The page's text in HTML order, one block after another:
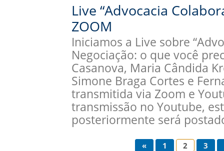
Live “Advocacia
ZOOM
Iniciamos a Live sobre
Negociação: o que você
Casanova, Maria Cândida
Simone Braga Cortes e
transmitida via Zoom e
transmissão no Youtube,
posteriormente será
« 1 2 3